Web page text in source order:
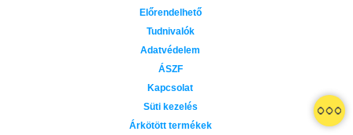
Grace and Glory - Kegyelem és
dicsőség (Az Előhírnök-trilógia
Különleges éldekorált kiadás!
Bad Girl Reputation
lány (Avalon Bay 2.)
Elle Kennedy
Előrendelhető
Tudnivalók
Adatvédelem
ÁSZF
Kapcsolat
Süti kezelés
Árkötött termékek